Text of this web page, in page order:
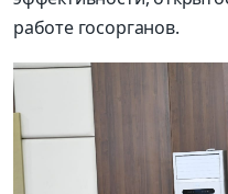
работе госорганов.